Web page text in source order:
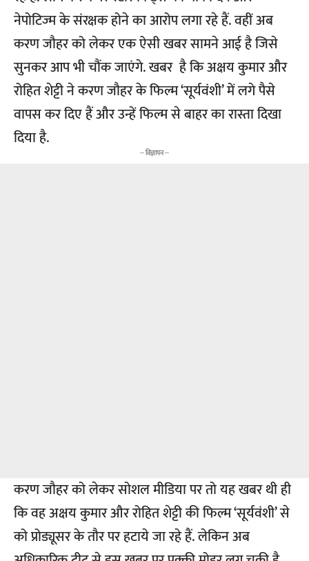
नेपोटिज्म के संरक्षक होने का आरोप लगा रहे हैं. वहीं अब
करण जौहर को लेकर एक ऐसी खबर सामने आई है जिसे
सुनकर आप भी चौंक जाएंगे. खबर है कि अक्षय कुमार और
रोहित शेट्टी ने करण जौहर के फिल्म ‘सूर्यवंशी’ में लगे पैसे
वापस कर दिए हैं और उन्हें फिल्म से बाहर का रास्ता दिखा
दिया है.
-- विज्ञापन --
करण जौहर को लेकर सोशल मीडिया पर तो यह खबर थी ही
कि वह अक्षय कुमार और रोहित शेट्टी की फिल्म ‘सूर्यवंशी’ से
को प्रोड्यूसर के तौर पर हटाये जा रहे हैं. लेकिन अब